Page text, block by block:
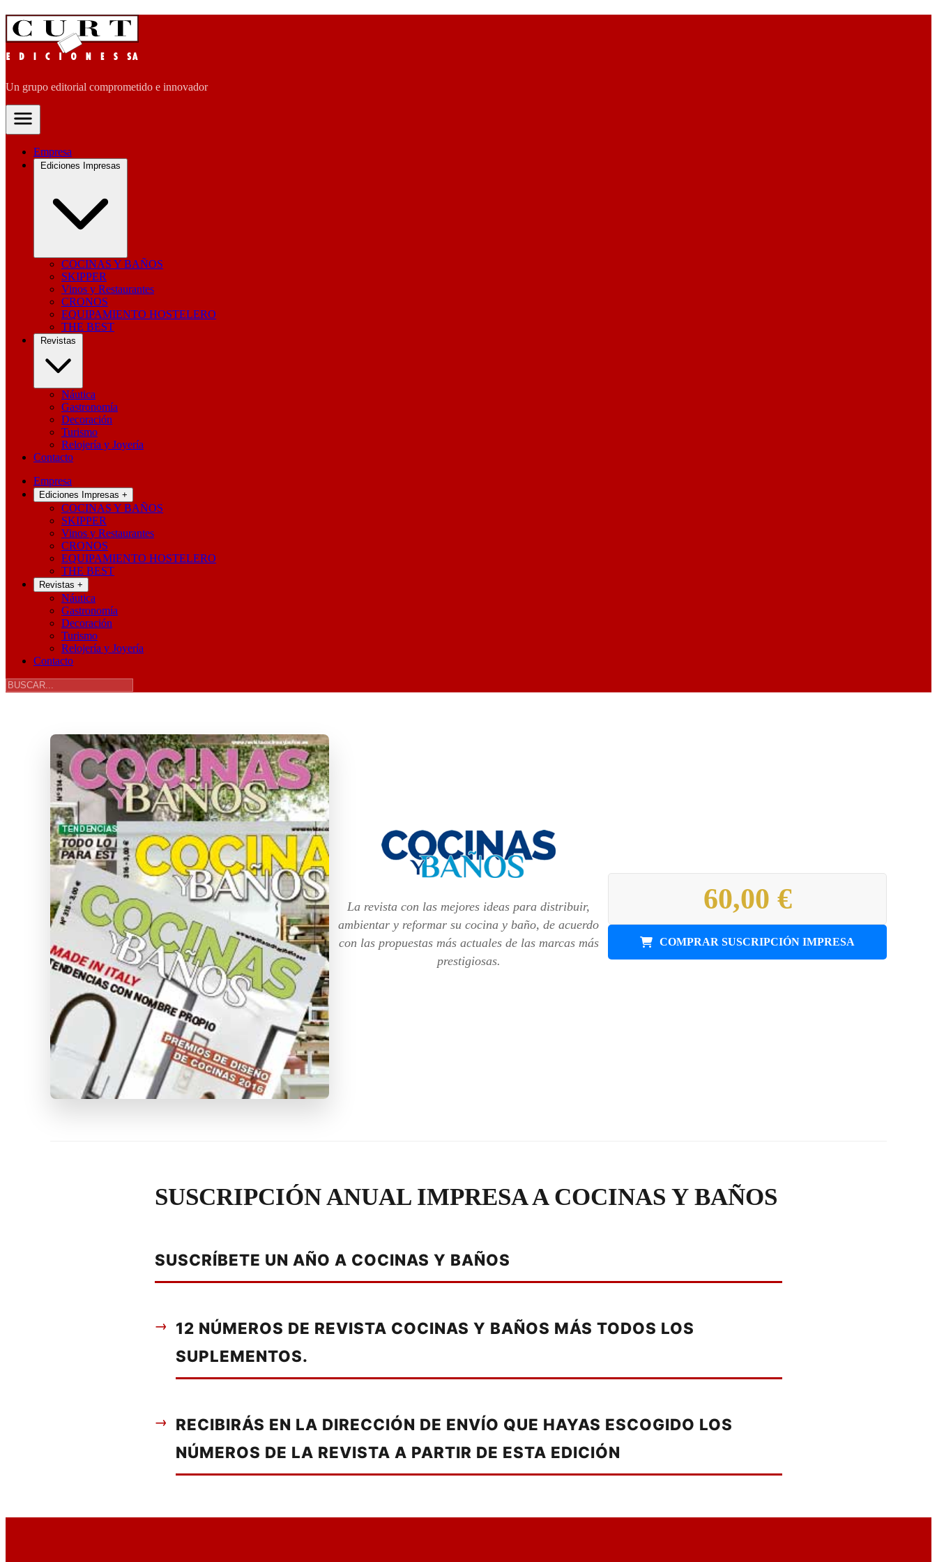
Un grupo editorial comprometido e innovador
Empresa
Ediciones Impresas
COCINAS Y BAÑOS
SKIPPER
Vinos y Restaurantes
CRONOS
EQUIPAMIENTO HOSTELERO
THE BEST
Revistas
Náutica
Gastronomía
Decoración
Turismo
Relojería y Joyería
Contacto
Empresa
Ediciones Impresas +
COCINAS Y BAÑOS
SKIPPER
Vinos y Restaurantes
CRONOS
EQUIPAMIENTO HOSTELERO
THE BEST
Revistas +
Náutica
Gastronomía
Decoración
Turismo
Relojería y Joyería
Contacto
La revista con las mejores ideas para distribuir,
ambientar y reformar su cocina y baño, de acuerdo
con las propuestas más actuales de las marcas más
prestigiosas.
60,00 €
COMPRAR SUSCRIPCIÓN IMPRESA
SUSCRIPCIÓN ANUAL IMPRESA A COCINAS Y BAÑOS
SUSCRÍBETE UN AÑO A COCINAS Y BAÑOS
12 NÚMEROS DE REVISTA COCINAS Y BAÑOS MÁS TODOS LOS
SUPLEMENTOS.
RECIBIRÁS EN LA DIRECCIÓN DE ENVÍO QUE HAYAS ESCOGIDO LOS
NÚMEROS DE LA REVISTA A PARTIR DE ESTA EDICIÓN